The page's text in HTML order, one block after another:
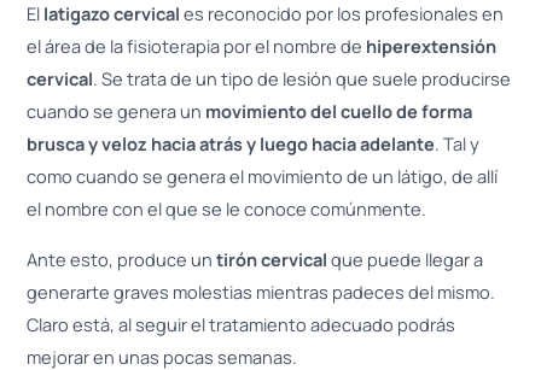
El latigazo cervical es reconocido por los profesionales en
el área de la fisioterapia por el nombre de hiperextensión
cervical. Se trata de un tipo de lesión que suele producirse
cuando se genera un movimiento del cuello de forma
brusca y veloz hacia atrás y luego hacia adelante. Tal y
como cuando se genera el movimiento de un látigo, de allí
el nombre con el que se le conoce comúnmente.
Ante esto, produce untirón cervical que puede llegar a
generarte graves molestias mientras padeces del mismo.
Claro está, al seguir el tratamiento adecuado podrás
mejorar en unas pocas semanas.